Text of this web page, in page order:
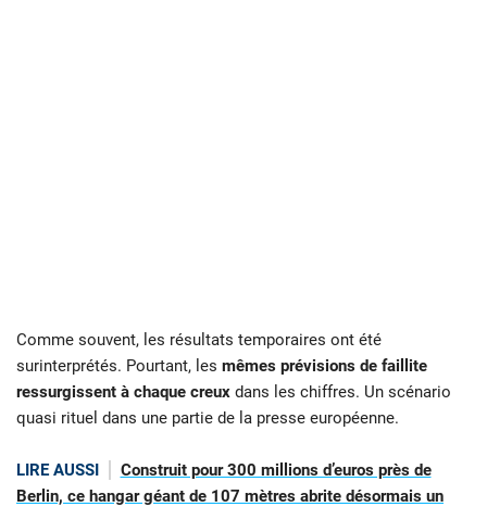
Comme souvent, les résultats temporaires ont été
surinterprétés. Pourtant, les mêmes prévisions de faillite
ressurgissent à chaque creux dans les chiffres. Un scénario
quasi rituel dans une partie de la presse européenne.
LIRE AUSSI
Construit pour 300 millions d’euros près de
Berlin, ce hangar géant de 107 mètres abrite désormais un